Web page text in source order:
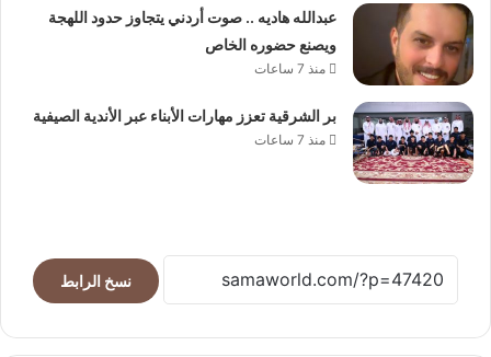
عبدالله هاديه .. صوت أردني يتجاوز حدود اللهجة
ويصنع حضوره الخاص
منذ 7 ساعات
بر الشرقية تعزز مهارات الأبناء عبر الأندية الصيفية
منذ 7 ساعات
نسخ الرابط